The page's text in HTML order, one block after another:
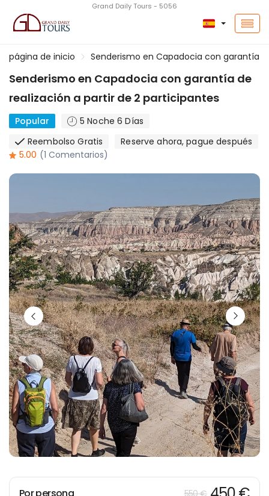
Grand Daily Tours - 5056
página de inicio Senderismo en Capadocia con garantía
Senderismo en Capadocia con garantía de
realización a partir de 2 participantes
Popular
5 Noche 6 Días
Reembolso Gratis
Reserve ahora, pague después
5.00 (1 Comentarios)
550 €